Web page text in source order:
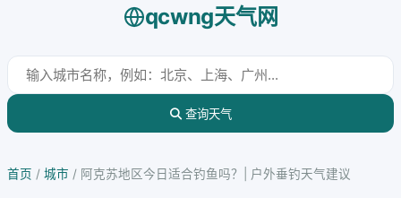
qcwng天气网
查询天气
首页 / 城市 / 阿克苏地区今日适合钓鱼吗？| 户外垂钓天气建议